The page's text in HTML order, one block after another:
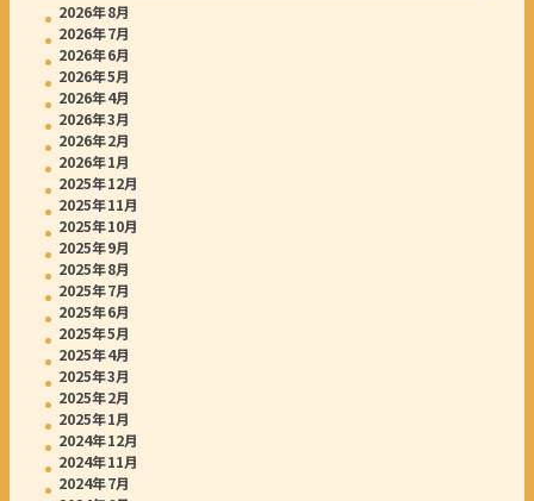
2026年8月
2026年7月
2026年6月
2026年5月
2026年4月
2026年3月
2026年2月
2026年1月
2025年12月
2025年11月
2025年10月
2025年9月
2025年8月
2025年7月
2025年6月
2025年5月
2025年4月
2025年3月
2025年2月
2025年1月
2024年12月
2024年11月
2024年7月